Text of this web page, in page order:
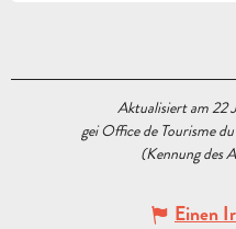
Aktualisiert am 22
gei Office de Tourisme du
(Kennung des
Einen